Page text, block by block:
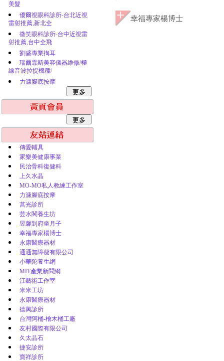
美髮
優爾視眼科診所-台北近視
雷射推薦,新北全
微笑眼科診所-台中近視雷
射推薦,台中全飛
劉盛專業掏耳
瑞爾霏斯美容儀器維修/極
線音波拉提機種/
力漮腳底按摩
傳愛輔具
家樂美健康事業
民治骨科復健科
上久水晶
MO-MO私人教練工作室
力漮腳底按摩
莒光診所
芸水閣養生坊
昱馨到府坐月子
幸福專家楊博士
永康醫療器材
通通無障礙有限公司
小華陀養生網
MIT產業新聞網
江藝術工作室
米米工坊
永康醫療器材
德興診所
台灣阿桶-檜木桶工廠
友村國際有限公司
久太晶石
捷安診所
寶祥診所
幸福專家楊博士